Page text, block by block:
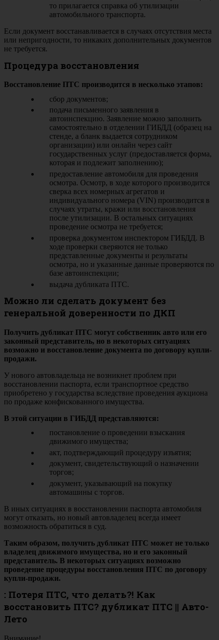
то прилагается справка об утилизации
автомобильного транспорта.
Если документ восстанавливается в случаях отсутствия места
или непригодности, то никаких дополнительных документов
не требуется.
Процедура восстановления
Восстановление ПТС производится в несколько этапов:
сбор документов;
подача письменного заявления в
автоинспекцию. Заявление можно заполнить
самостоятельно в отделении ГИБДД (образец на
стенде, а бланк выдается сотрудником
организации) или онлайн через сайт
государственных услуг (предоставляется форма,
которая и подлежит заполнению);
предоставление автомобиля для проведения
осмотра. Осмотр, в ходе которого производится
сверка всех номерных агрегатов и
индивидуального номера (VIN) производится в
случаях утраты, кражи или восстановления
после утилизации. В остальных ситуациях
проведение осмотра не требуется;
проверка документом инспектором ГИБДД. В
ходе проверки сверяются не только
представленные документы и результаты
осмотра, но и указанные данные проверяются по
базе автоинспекции;
выдача дубликата ПТС.
Можно ли сделать документ без
генеральной доверенности по ДКП
Получить дубликат ПТС могут собственник авто или его
законный представитель, но в некоторых ситуациях
возможно и восстановление документа по договору купли-
продажи.
У нового автовладельца не возникнет проблем при
восстановлении паспорта, если транспортное средство
приобретено у государства вследствие проведения аукциона
по продаже конфискованного имущества.
В этой ситуации в ГИБДД представляются:
постановление о проведении взыскания
движимого имущества;
акт, подтверждающий процедуру изъятия;
документ, свидетельствующий о назначении
торгов;
документ, указывающий на покупку
автомашины с торгов.
В иных ситуациях в восстановлении паспорта автомобиля
могут отказать, но новый автовладелец всегда имеет
возможность обратиться в суд.
Таким образом, получить дубликат ПТС может не только
владелец движимого имущества, но и его законный
представитель. В некоторых ситуациях возможно
проведение процедуры восстановления ПТС по договору
купли-продажи.
: Потеря ПТС, что делать?! Как
восстановить ПТС? дубликат ПТС || Авто-
Лето